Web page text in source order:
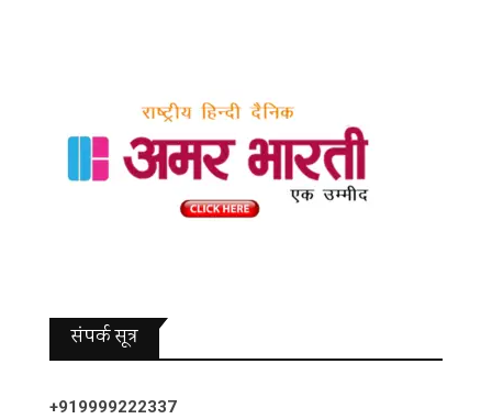
संपर्क सूत्र
+919999222337